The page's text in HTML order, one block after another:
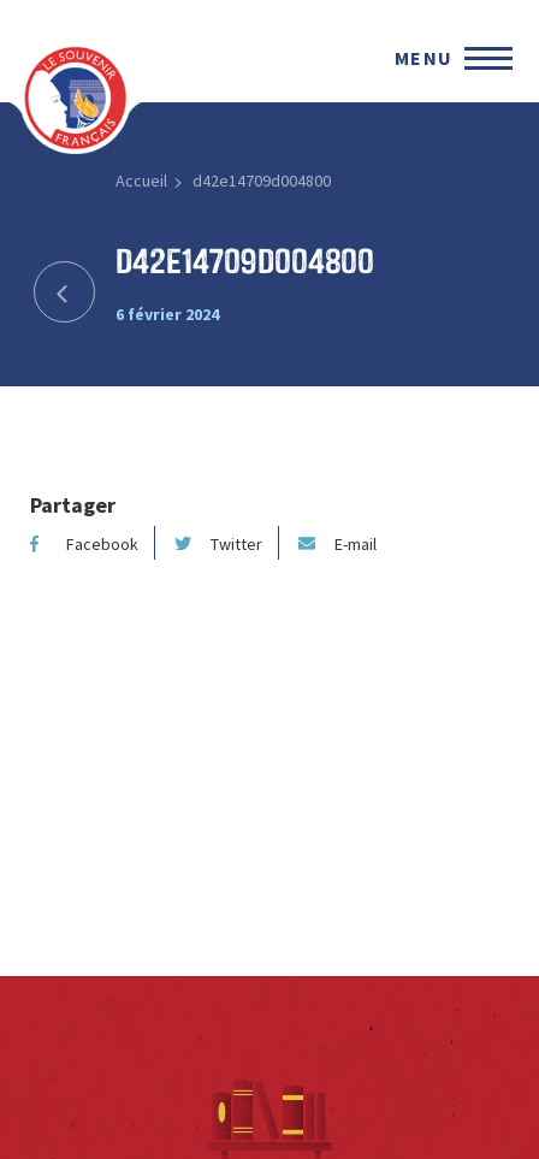
MENU
Accueil d42e14709d004800
d42e14709d004800
6 février 2024
Partager
Facebook Twitter E-mail